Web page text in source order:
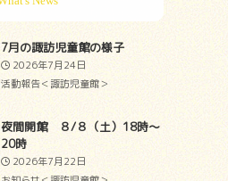
7月の諏訪児童館の様子
2026年7月24日
活動報告＜諏訪児童館＞
夜間開館 ８/８（土）18時～
20時
2026年7月22日